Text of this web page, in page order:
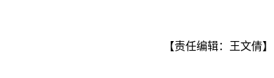
【责任编辑：王文倩】